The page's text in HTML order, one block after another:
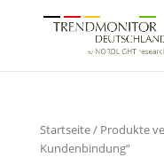
Startseite/ Produkte
Kundenbindung“